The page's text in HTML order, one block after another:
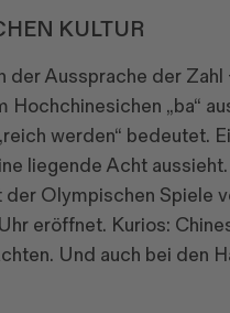
KULTUR
Aussprache der
„ba“
werden“ bedeutet.
liegende Acht
Olympischen Spiele
eröffnet. Kurios:
Und auch bei den